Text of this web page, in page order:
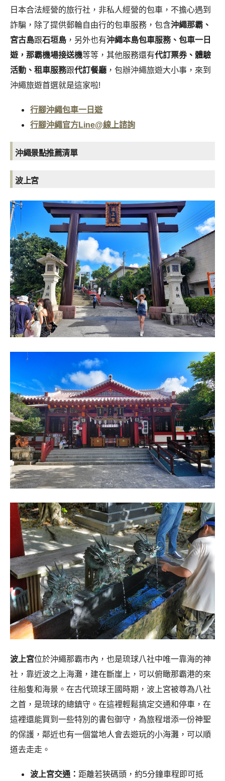
日本合法經營的旅行社，非私人經營的包車，不擔心遇到
詐騙，除了提供郵輪自由行的包車服務，包含沖繩那霸、
宮古島跟石垣島 ，另外也有沖繩本島包車服務、包車一日
遊，那霸機場接送機等等，其他服務還有代訂票券、體驗
活動、租車服務跟代訂餐廳 ，包辦沖繩旅遊大小事，來到
沖繩旅遊首選就是這家啦!
行腳沖繩包車一日遊
行腳沖繩官方Line@線上諮詢
沖繩景點推薦清單
波上宮
波上宮位於沖繩那霸市內，也是琉球八社中唯一靠海的神
社，靠近波之上海灘，建在斷崖上，可以俯瞰那霸港的來
往船隻和海景。在古代琉球王國時期，波上宮被尊為八社
之首，是琉球的總鎮守。在這裡輕鬆搞定交通和停車，在
這裡還能買到一些特別的書包御守，為旅程增添一份神聖
的保護，鄰近也有一個當地人會去遊玩的小海灘，可以順
道去走走。
波上宮交通： 距離若狹碼頭，約5分鐘車程即可抵